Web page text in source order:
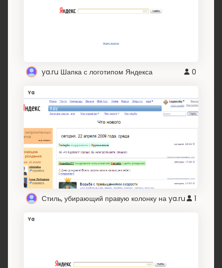
ya.ru Шапка с логотипом Яндекса 0
Ya
Стиль, убирающий правую колонку на ya.ru 1
Ya